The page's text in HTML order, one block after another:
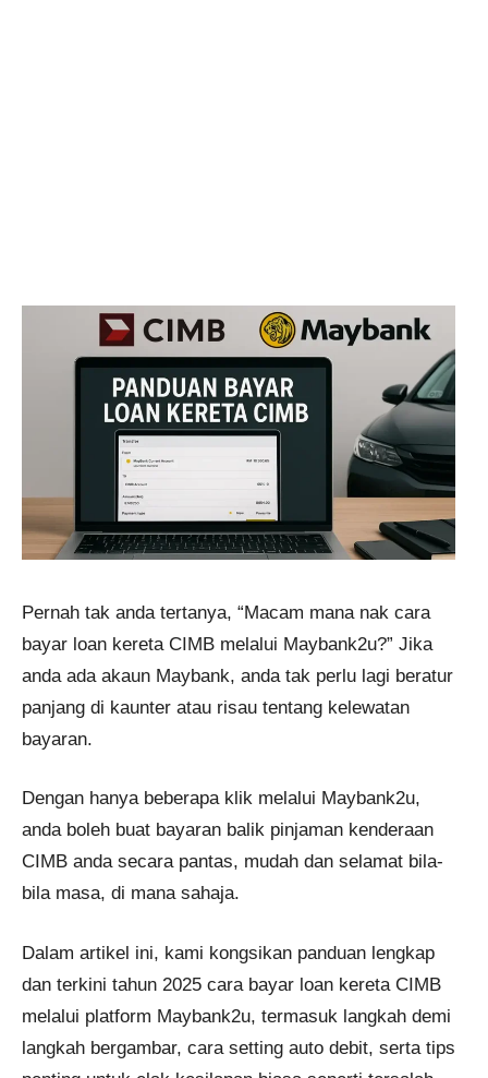
Pernah tak anda tertanya, “Macam mana nak cara
bayar loan kereta CIMB melalui Maybank2u?” Jika
anda ada akaun Maybank, anda tak perlu lagi beratur
panjang di kaunter atau risau tentang kelewatan
bayaran.
Dengan hanya beberapa klik melalui Maybank2u,
anda boleh buat bayaran balik pinjaman kenderaan
CIMB anda secara pantas, mudah dan selamat bila-
bila masa, di mana sahaja.
Dalam artikel ini, kami kongsikan panduan lengkap
dan terkini tahun 2025 cara bayar loan kereta CIMB
melalui platform Maybank2u, termasuk langkah demi
langkah bergambar, cara setting auto debit, serta tips